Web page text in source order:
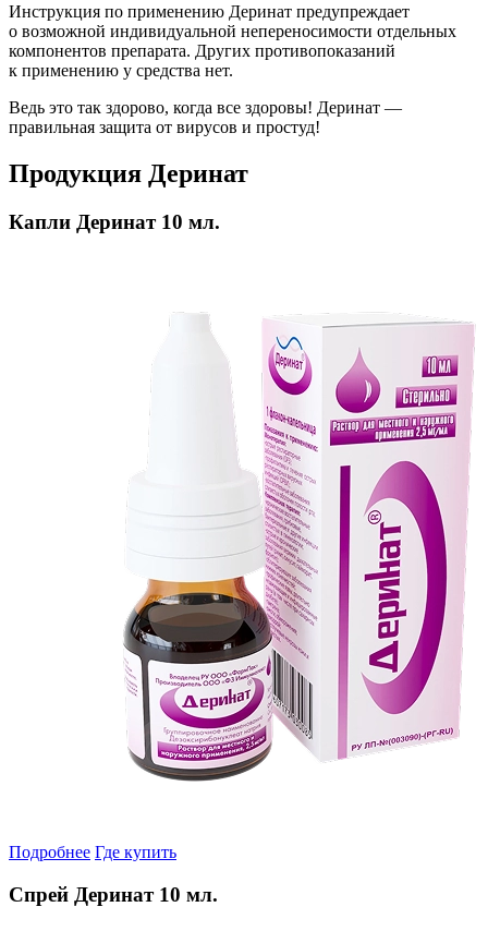
Инструкция по применению Деринат предупреждает
о возможной индивидуальной непереносимости отдельных
компонентов препарата. Других противопоказаний
к применению у средства нет.
Ведь это так здорово, когда все здоровы! Деринат —
правильная защита от вирусов и простуд!
Продукция Деринат
Капли Деринат 10 мл.
Подробнее Где купить
Спрей Деринат 10 мл.